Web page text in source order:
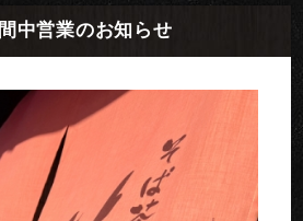
中営業のお知らせ